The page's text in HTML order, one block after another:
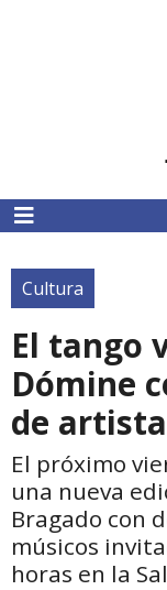
Cultura
El tango
Dómine
de
El próximo
una nueva
Bragado con
músicos
horas en la